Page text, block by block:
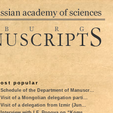
popular
Schedule of the Department of Manuscr...
Visit of a Mongolian delegation parti...
Visit of a delegation from Izmir (Jun...